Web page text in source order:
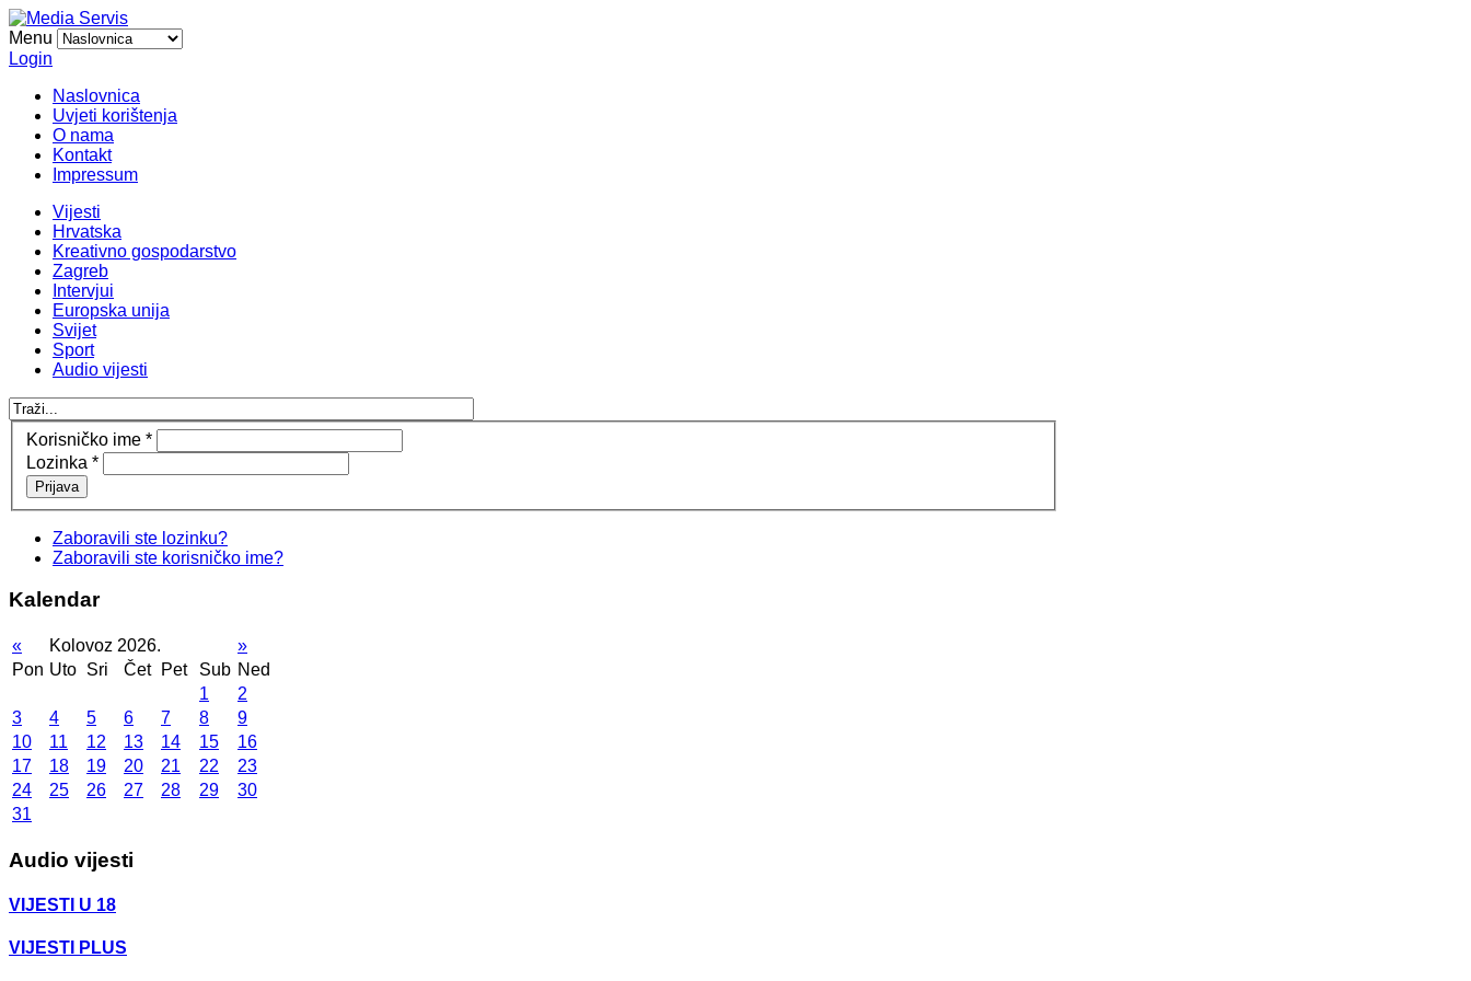
Menu
Login
Naslovnica
Uvjeti korištenja
O nama
Kontakt
Impressum
Vijesti
Hrvatska
Kreativno gospodarstvo
Zagreb
Intervjui
Europska unija
Svijet
Sport
Audio vijesti
Korisničko ime *
Lozinka *
Prijava
Zaboravili ste lozinku?
Zaboravili ste korisničko ime?
Kalendar
« Kolovoz 2026.
»
Pon Uto Sri Čet Pet Sub Ned
1
2
3
4 5 6 7 8
9
10
11 12 13 14 15
16
17
18 19 20 21 22
23
24
25 26 27 28 29
30
31
Audio vijesti
VIJESTI U 18
VIJESTI PLUS